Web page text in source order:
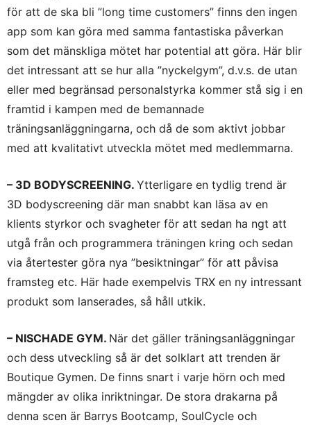
för att de ska bli ”long time customers” finns den ingen
app som kan göra med samma fantastiska påverkan
som det mänskliga mötet har potential att göra. Här blir
det intressant att se hur alla ”nyckelgym”, d.v.s. de utan
eller med begränsad personalstyrka kommer stå sig i en
framtid i kampen med de bemannade
träningsanläggningarna, och då de som aktivt jobbar
med att kvalitativt utveckla mötet med medlemmarna.
– 3D BODYSCREENING. Ytterligare en tydlig trend är
3D bodyscreening där man snabbt kan läsa av en
klients styrkor och svagheter för att sedan ha ngt att
utgå från och programmera träningen kring och sedan
via återtester göra nya ”besiktningar” för att påvisa
framsteg etc. Här hade exempelvis TRX en ny intressant
produkt som lanserades, så håll utkik.
– NISCHADE GYM. När det gäller träningsanläggningar
och dess utveckling så är det solklart att trenden är
Boutique Gymen. De finns snart i varje hörn och med
mängder av olika inriktningar. De stora drakarna på
denna scen är Barrys Bootcamp, SoulCycle och